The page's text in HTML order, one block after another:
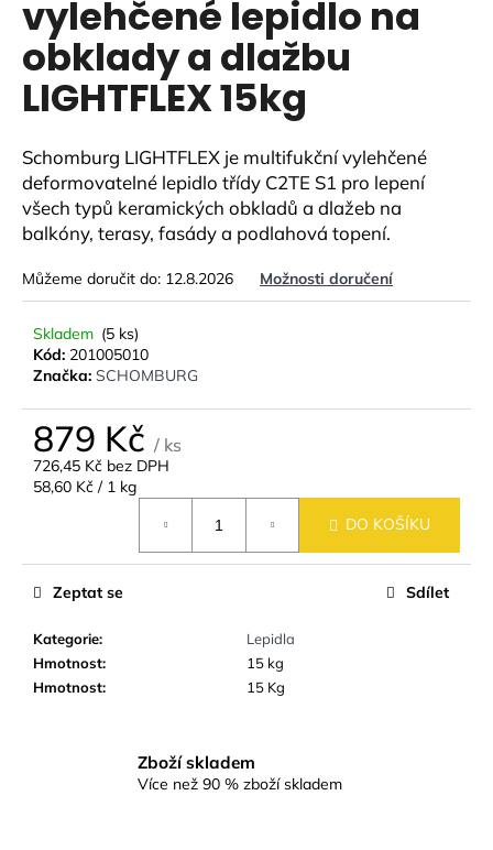
vylehčené lepidlo na
obklady a dlažbu
LIGHTFLEX 15kg
Schomburg LIGHTFLEX je multifukční vylehčené
deformovatelné lepidlo třídy C2TE S1 pro lepení
všech typů keramických obkladů a dlažeb na
balkóny, terasy, fasády a podlahová topení.
Můžeme doručit do: 12.8.2026 Možnosti doručení
Skladem (5 ks)
Kód: 201005010
Značka: SCHOMBURG
879 Kč / ks
726,45 Kč bez DPH
Měrná
58,60 Kč / 1 kg
DO KOŠÍKU
Kategorie:
Lepidla
Hmotnost:
15 kg
Hmotnost: 15 Kg
Zeptat se Sdílet
Zboží skladem
Více než 90 % zboží skladem
a
j
í
t
?
D
o
p
o
u
č
e
m
KERAMICKÁ